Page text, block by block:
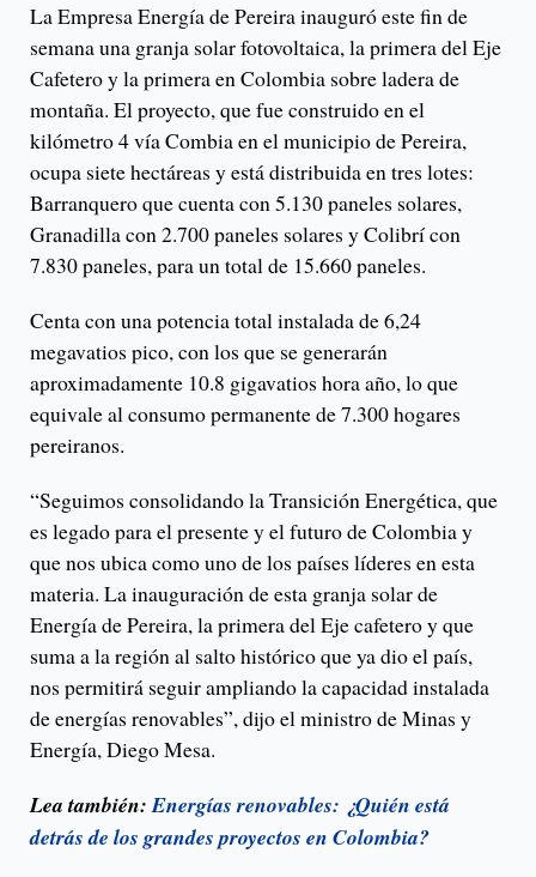
La Empresa Energía de Pereira inauguró este fin de
semana una granja solar fotovoltaica, la primera del Eje
Cafetero y la primera en Colombia sobre ladera de
montaña. El proyecto, que fue construido en el
kilómetro 4 vía Combia en el municipio de Pereira,
ocupa siete hectáreas y está distribuida en tres lotes:
Barranquero que cuenta con 5.130 paneles solares,
Granadilla con 2.700 paneles solares y Colibrí con
7.830 paneles, para un total de 15.660 paneles.
Centa con una potencia total instalada de 6,24
megavatios pico, con los que se generarán
aproximadamente 10.8 gigavatios hora año, lo que
equivale al consumo permanente de 7.300 hogares
pereiranos.
“Seguimos consolidando la Transición Energética, que
es legado para el presente y el futuro de Colombia y
que nos ubica como uno de los países líderes en esta
materia. La inauguración de esta granja solar de
Energía de Pereira, la primera del Eje cafetero y que
suma a la región al salto histórico que ya dio el país,
nos permitirá seguir ampliando la capacidad instalada
de energías renovables”, dijo el ministro de Minas y
Energía, Diego Mesa.
Lea también:Energías renovables: ¿Quién está
detrás de los grandes proyectos en Colombia?